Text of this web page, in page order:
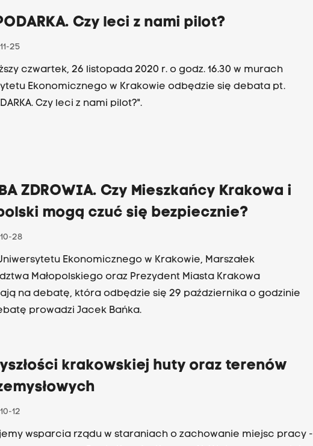
Tatrzańskiego Parku Narodowego; dr hab. Robert Wojciech
w Nowym Targu. Debatę poprowadził Jacek Bańka.
Czy leci z nami pilot?
25
czwartek, 26 listopada 2020 r. o godz. 16.30 w murach
Ekonomicznego w Krakowie odbędzie się debata pt.
Czy leci z nami pilot?".
ZDROWIA. Czy Mieszkańcy Krakowa i
mogą czuć się bezpiecznie?
28
Ekonomicznego w Krakowie, Marszałek
Małopolskiego oraz Prezydent Miasta Krakowa
na debatę, która odbędzie się 29 października o godzinie
prowadzi Jacek Bańka.
krakowskiej huty oraz terenów
12
wsparcia rządu w staraniach o zachowanie miejsc pracy -